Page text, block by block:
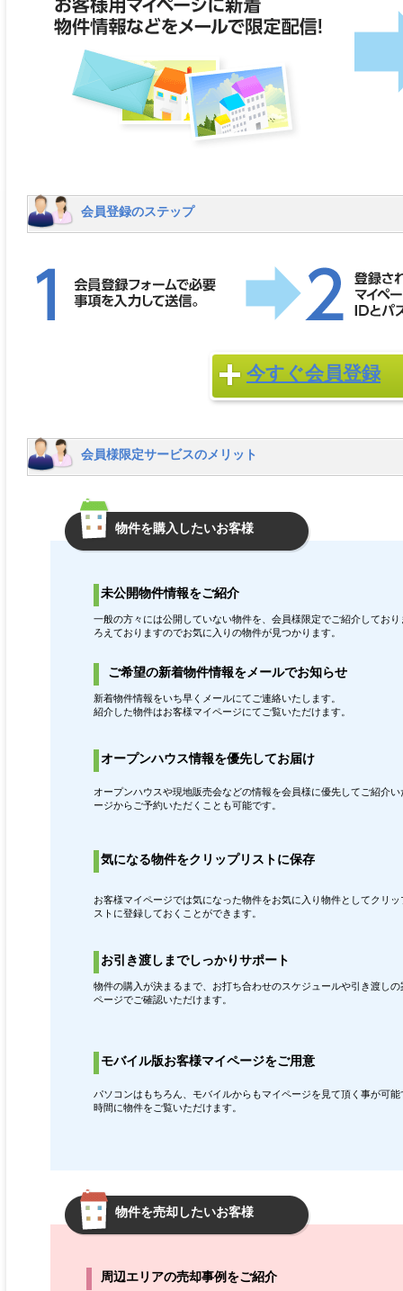
会員登録のステップ
今すぐ会員登録
会員様限定サービスのメリット
物件を購入したいお客様
未公開物件情報をご紹介
一般の方々には公開していない物件を、会員様限定でご紹介しており
ろえておりますのでお気に入りの物件が見つかります。
ご希望の新着物件情報をメールでお知らせ
新着物件情報をいち早くメールにてご連絡いたします。
紹介した物件はお客様マイページにてご覧いただけます。
オープンハウス情報を優先してお届け
オープンハウスや現地販売会などの情報を会員様に優先してご紹介い
ージからご予約いただくことも可能です。
気になる物件をクリップリストに保存
お客様マイページでは気になった物件をお気に入り物件としてクリッ
ストに登録しておくことができます。
お引き渡しまでしっかりサポート
物件の購入が決まるまで、お打ち合わせのスケジュールや引き渡し
ページでご確認いただけます。
モバイル版お客様マイページをご用意
パソコンはもちろん、モバイルからもマイページを見て頂く事が可
時間に物件をご覧いただけます。
物件を売却したいお客様
周辺エリアの売却事例をご紹介